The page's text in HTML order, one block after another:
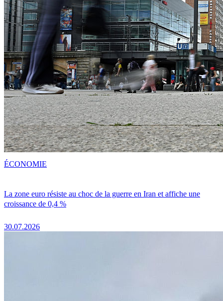
La zone euro résiste au choc de la guerre en Iran et affiche une
croissance de 0,4 %
30.07.2026
ÉCONOMIE